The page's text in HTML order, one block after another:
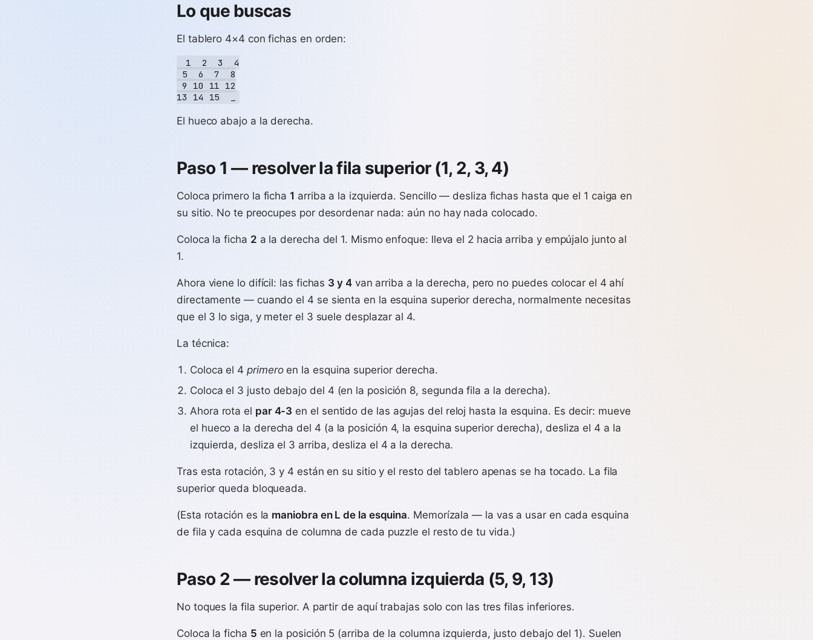
Lo que buscas
El tablero 4×4 con fichas en orden:
1  2  3  4
5  6  7  8
9 10 11 12
El hueco abajo a la derecha.
Paso 1 — resolver la fila superior (1, 2, 3, 4)
Coloca primero la ficha 1 arriba a la izquierda. Sencillo — desliza fichas hasta que el 1 caiga en
su sitio. No te preocupes por desordenar nada: aún no hay nada colocado.
Coloca la ficha 2 a la derecha del 1. Mismo enfoque: lleva el 2 hacia arriba y empújalo junto al
1.
Ahora viene lo difícil: las fichas 3 y 4van arriba a la derecha, pero no puedes colocar el 4 ahí
directamente — cuando el 4 se sienta en la esquina superior derecha, normalmente necesitas
que el 3 lo siga, y meter el 3 suele desplazar al 4.
La técnica:
Coloca el 4primeroen la esquina superior derecha.
Coloca el 3 justo debajo del 4 (en la posición 8, segunda fila a la derecha).
Ahora rota el par 4-3 en el sentido de las agujas del reloj hasta la esquina. Es decir: mueve
el hueco a la derecha del 4 (a la posición 4, la esquina superior derecha), desliza el 4 a la
izquierda, desliza el 3 arriba, desliza el 4 a la derecha.
Tras esta rotación, 3 y 4 están en su sitio y el resto del tablero apenas se ha tocado. La fila
superior queda bloqueada.
(Esta rotación es la maniobra en L de la esquina. Memorízala — la vas a usar en cada esquina
de fila y cada esquina de columna de cada puzzle el resto de tu vida.)
Paso 2 — resolver la columna izquierda (5, 9, 13)
No toques la fila superior. A partir de aquí trabajas solo con las tres filas inferiores.
Coloca la ficha 5 en la posición 5 (arriba de la columna izquierda, justo debajo del 1). Suelen